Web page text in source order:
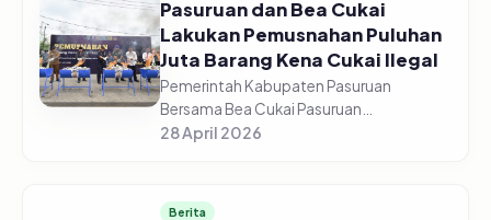
Pasuruan dan Bea Cukai
Lakukan Pemusnahan Puluhan
Juta Barang Kena Cukai Ilegal
Pemerintah Kabupaten Pasuruan
Bersama Bea Cukai Pasuruan
melaksanakan pemusnahan jutaan
27/04/2026. Pemusn...
28 April 2026
Berita